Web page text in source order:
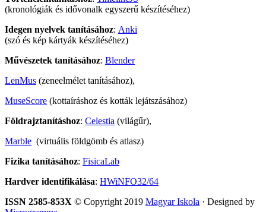
(kronológiák és idővonalk egyszerű készítéséhez)
Idegen nyelvek tanításához: Anki
(szó és kép kártyák készítéséhez)
Művészetek tanításához: Blender
LenMus (zeneelmélet tanításához),
MuseScore (kottaíráshoz és kották lejátszásához)
Földrajztanításhoz: Celestia (világűr),
Marble (virtuális földgömb és atlasz)
Fizika tanításához: FisicaLab
Hardver identifikálása: HWiNFO32/64
ISSN 2585-853X © Copyright 2019 Magyar Iskola · Designed by